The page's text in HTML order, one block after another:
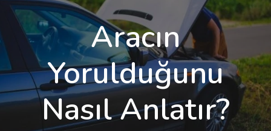
Aracın
Yorulduğunu
Nasıl Anlatır?